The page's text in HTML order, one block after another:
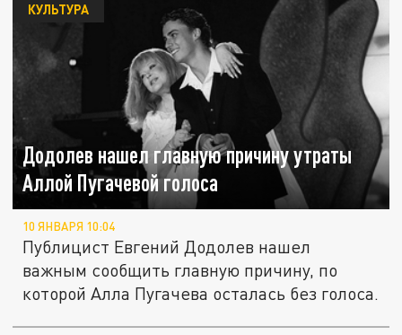
Додолев нашел главную причину утраты
Аллой Пугачевой голоса
КУЛЬТУРА
10 ЯНВАРЯ 10:04
Публицист Евгений Додолев нашел
важным сообщить главную причину, по
которой Алла Пугачева осталась без голоса.